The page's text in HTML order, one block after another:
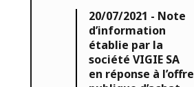
20/07/2021 - Note
d’information
établie par la
société VIGIE SA
en réponse à l’offre